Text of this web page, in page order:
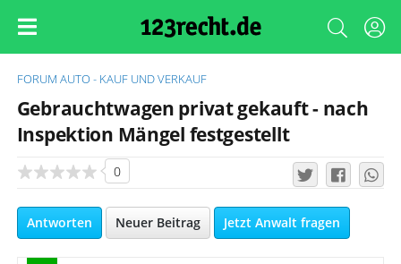
FORUM AUTO - KAUF UND VERKAUF
Gebrauchtwagen privat gekauft - nach
Inspektion Mängel festgestellt
0
Antworten Neuer Beitrag Jetzt Anwalt fragen